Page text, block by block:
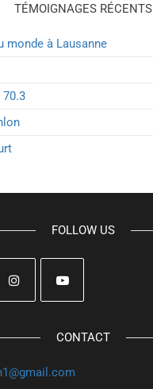
TÉMOIGNAGES RÉCENTS
monde à Lausanne
70.3
FOLLOW US
CONTACT